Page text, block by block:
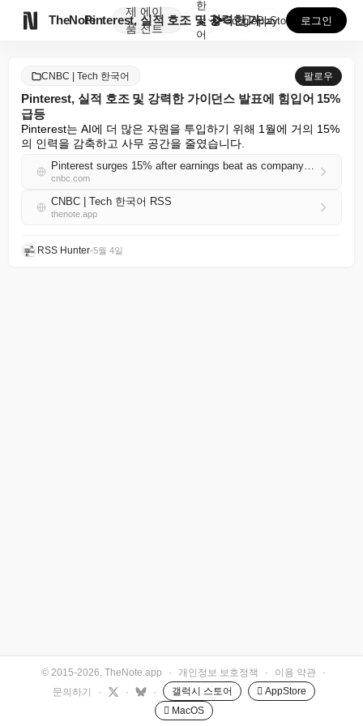
TheNote
제
품
에이
전트
Pinterest, 실적 호조 및 강력한 가이던스 발표...
한
국
어
GooglePlay
AppStore 로그인
CNBC | Tech 한국어 팔로우
Pinterest, 실적 호조 및 강력한 가이던스 발표에 힘입어 15%
급등
Pinterest는 AI에 더 많은 자원을 투입하기 위해 1월에 거의 15%
의 인력을 감축하고 사무 공간을 줄였습니다.
Pinterest surges 15% after earnings beat as company posts strong guidance
cnbc.com
CNBC | Tech 한국어 RSS
thenote.app
RSS Hunter•5월 4일
© 2015-2026, TheNote.app · 개인정보 보호정책 · 이용 약관
·
문의하기
· · · 갤럭시 스토어
 AppStore
 MacOS